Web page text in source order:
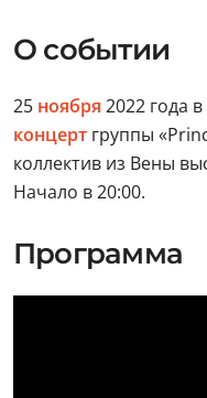
О событии
25 ноября 2022 года
концерт группы
коллектив из Вены
Начало в 20:00.
Программа